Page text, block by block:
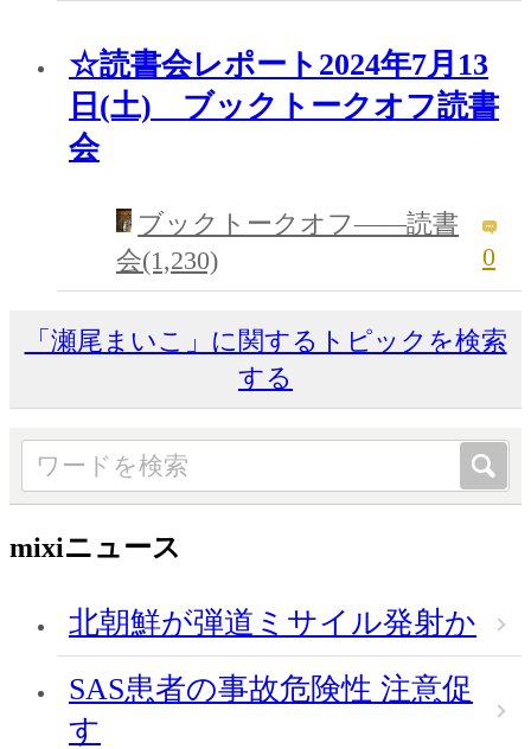
☆読書会レポート2024年7月13
日(土) ブックトークオフ読書
会
ブックトークオフ――読書
会(1,230)
0
「瀬尾まいこ」に関するトピックを検索
する
mixiニュース
北朝鮮が弾道ミサイル発射か
SAS患者の事故危険性 注意促
す